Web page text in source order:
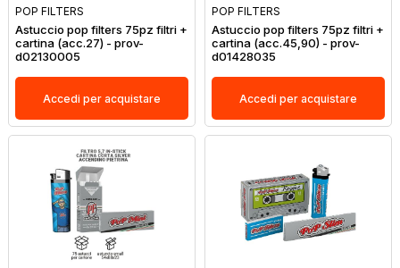
POP FILTERS
Astuccio pop filters 75pz filtri +
cartina (acc.27) - prov-
d02130005
Accedi per acquistare
POP FILTERS
Astuccio pop filters 75pz filtri +
cartina (acc.45,90) - prov-
d01428035
Accedi per acquistare